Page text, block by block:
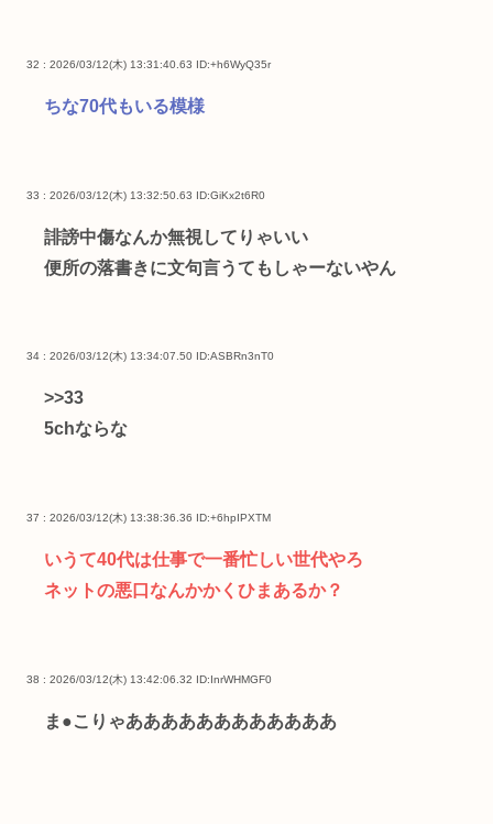
32 : 2026/03/12(木) 13:31:40.63 ID:+h6WyQ35r
ちな70代もいる模様
33 : 2026/03/12(木) 13:32:50.63 ID:GiKx2t6R0
誹謗中傷なんか無視してりゃいい
便所の落書きに文句言うてもしゃーないやん
34 : 2026/03/12(木) 13:34:07.50 ID:ASBRn3nT0
>>33
5chならな
37 : 2026/03/12(木) 13:38:36.36 ID:+6hpIPXTM
いうて40代は仕事で一番忙しい世代やろ
ネットの悪口なんかかくひまあるか？
38 : 2026/03/12(木) 13:42:06.32 ID:InrWHMGF0
ま●こりゃああああああああああああ